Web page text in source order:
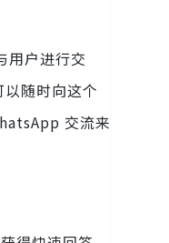
用户进行交
随时向这个
交流来